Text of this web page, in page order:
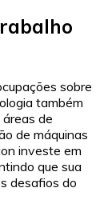
sobre
também
de
de máquinas
investe em
que sua
desafios do